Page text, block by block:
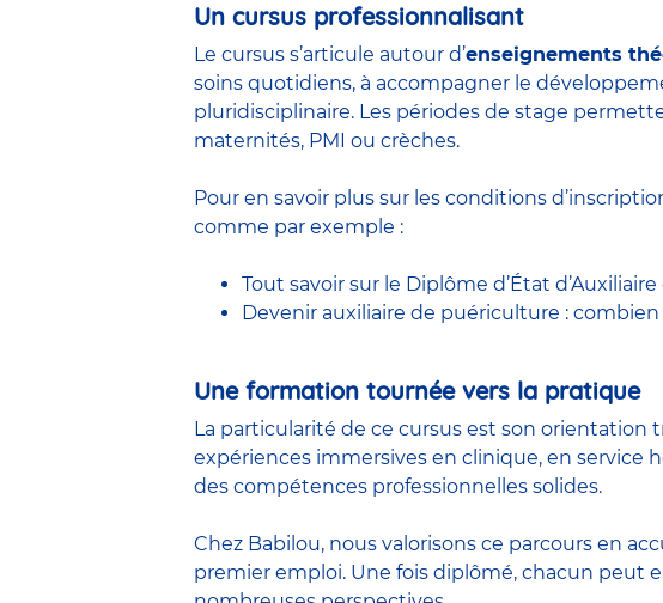
Un cursus professionnalisant
Le cursus s’articule autour d’enseignements
soins quotidiens, à accompagner le
pluridisciplinaire. Les périodes de stage
maternités, PMI ou crèches.
Pour en savoir plus sur les conditions
comme par exemple :
Tout savoir sur le Diplôme d’État
Devenir auxiliaire de puériculture :
Une formation tournée vers la pratique
La particularité de ce cursus est son
expériences immersives en clinique, en
des compétences professionnelles solides.
Chez Babilou, nous valorisons ce parcours en
premier emploi. Une fois diplômé, chacun peut